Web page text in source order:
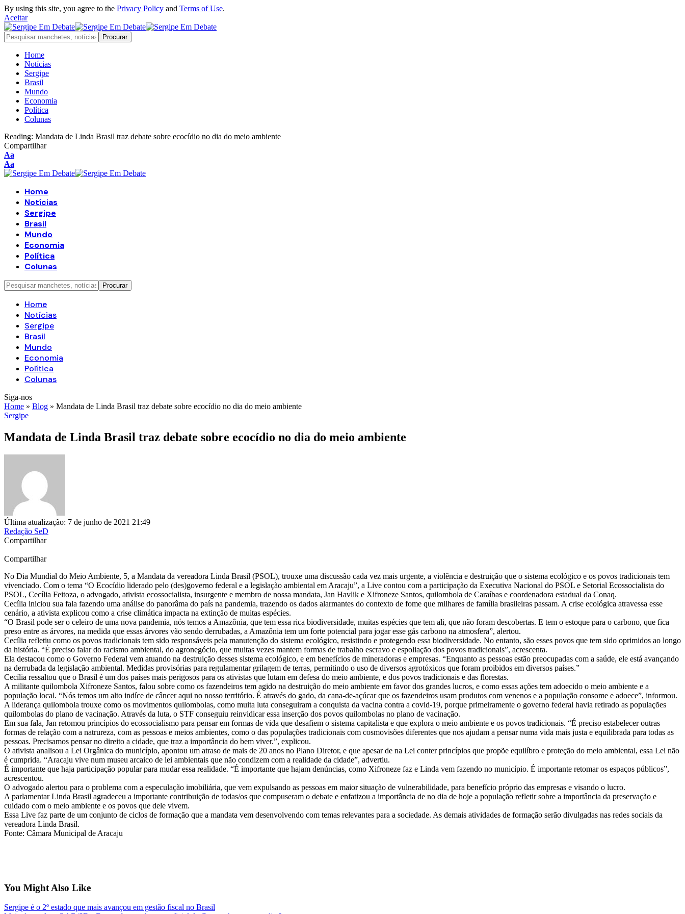
By using this site, you agree to the Privacy Policy and Terms of Use.
Aceitar
Home
Notícias
Sergipe
Brasil
Mundo
Economia
Política
Colunas
Reading: Mandata de Linda Brasil traz debate sobre ecocídio no dia do meio ambiente
Compartilhar
Font
Resizer
Aa
Font
Resizer
Aa
Home
Notícias
Sergipe
Brasil
Mundo
Economia
Política
Colunas
Home
Notícias
Sergipe
Brasil
Mundo
Economia
Política
Colunas
Siga-nos
Home » Blog » Mandata de Linda Brasil traz debate sobre ecocídio no dia do meio ambiente
Sergipe
Mandata de Linda Brasil traz debate sobre ecocídio no dia do meio ambiente
Última atualização: 7 de junho de 2021 21:49
Redação SeD
Compartilhar
Compartilhar
No Dia Mundial do Meio Ambiente, 5, a Mandata da vereadora Linda Brasil (PSOL), trouxe uma discussão cada vez mais urgente, a violência e destruição que o sistema ecológico e os povos tradicionais tem
vivenciado. Com o tema “O Ecocídio liderado pelo (des)governo federal e a legislação ambiental em Aracaju”, a Live contou com a participação da Executiva Nacional do PSOL e Setorial Ecossocialista do
PSOL, Cecília Feitoza, o advogado, ativista ecossocialista, insurgente e membro de nossa mandata, Jan Havlik e Xifroneze Santos, quilombola de Caraíbas e coordenadora estadual da Conaq.
Cecília iniciou sua fala fazendo uma análise do panorâma do país na pandemia, trazendo os dados alarmantes do contexto de fome que milhares de família brasileiras passam. A crise ecológica atravessa esse
cenário, a ativista explicou como a crise climática impacta na extinção de muitas espécies.
“O Brasil pode ser o celeiro de uma nova pandemia, nós temos a Amazônia, que tem essa rica biodiversidade, muitas espécies que tem ali, que não foram descobertas. E tem o estoque para o carbono, que fica
preso entre as árvores, na medida que essas árvores vão sendo derrubadas, a Amazônia tem um forte potencial para jogar esse gás carbono na atmosfera”, alertou.
Cecília refletiu como os povos tradicionais tem sido responsáveis pela manutenção do sistema ecológico, resistindo e protegendo essa biodiversidade. No entanto, são esses povos que tem sido oprimidos ao longo
da história. “É preciso falar do racismo ambiental, do agronegócio, que muitas vezes mantem formas de trabalho escravo e espoliação dos povos tradicionais”, acrescenta.
Ela destacou como o Governo Federal vem atuando na destruição desses sistema ecológico, e em benefícios de mineradoras e empresas. “Enquanto as pessoas estão preocupadas com a saúde, ele está avançando
na derrubada da legislação ambiental. Medidas provisórias para regulamentar grilagem de terras, permitindo o uso de diversos agrotóxicos que foram proibidos em diversos países.”
Cecília ressaltou que o Brasil é um dos países mais perigosos para os ativistas que lutam em defesa do meio ambiente, e dos povos tradicionais e das florestas.
A militante quilombola Xifroneze Santos, falou sobre como os fazendeiros tem agido na destruição do meio ambiente em favor dos grandes lucros, e como essas ações tem adoecido o meio ambiente e a
população local. “Nós temos um alto indíce de câncer aqui no nosso território. É através do gado, da cana-de-açúcar que os fazendeiros usam produtos com venenos e a população consome e adoece”, informou.
A liderança quilombola trouxe como os movimentos quilombolas, como muita luta conseguiram a conquista da vacina contra a covid-19, porque primeiramente o governo federal havia retirado as populações
quilombolas do plano de vacinação. Através da luta, o STF conseguiu reinvidicar essa inserção dos povos quilombolas no plano de vacinação.
Em sua fala, Jan retomou princípios do ecossocialismo para pensar em formas de vida que desafiem o sistema capitalista e que explora o meio ambiente e os povos tradicionais. “É preciso estabelecer outras
formas de relação com a natrureza, com as pessoas e meios ambientes, como o das populações tradicionais com cosmovisões diferentes que nos ajudam a pensar numa vida mais justa e equilibrada para todas as
pessoas. Precisamos pensar no direito a cidade, que traz a importância do bem viver.”, explicou.
O ativista analisou a Lei Orgânica do município, apontou um atraso de mais de 20 anos no Plano Diretor, e que apesar de na Lei conter princípios que propõe equilíbro e proteção do meio ambiental, essa Lei não
é cumprida. “Aracaju vive num museu arcaico de lei ambientais que não condizem com a realidade da cidade”, advertiu.
É importante que haja participação popular para mudar essa realidade. “É importante que hajam denúncias, como Xifroneze faz e Linda vem fazendo no município. É importante retomar os espaços públicos”,
acrescentou.
O advogado alertou para o problema com a especulação imobiliária, que vem expulsando as pessoas em maior situação de vulnerabilidade, para benefício próprio das empresas e visando o lucro.
A parlamentar Linda Brasil agradeceu a importante contribuição de todas/os que compuseram o debate e enfatizou a importância de no dia de hoje a população refletir sobre a importância da preservação e
cuidado com o meio ambiente e os povos que dele vivem.
Essa Live faz parte de um conjunto de ciclos de formação que a mandata vem desenvolvendo com temas relevantes para a sociedade. As demais atividades de formação serão divulgadas nas redes sociais da
vereadora Linda Brasil.
Fonte: Câmara Municipal de Aracaju
You Might Also Like
Sergipe é o 2º estado que mais avançou em gestão fiscal no Brasil